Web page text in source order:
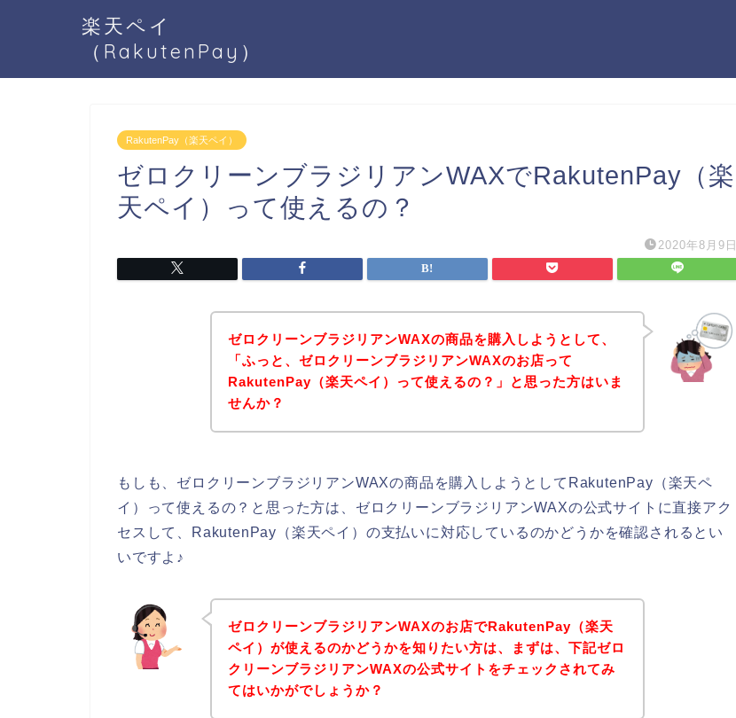
楽天ペイ
（RakutenPay）
RakutenPay（楽天ペイ）
ゼロクリーンブラジリアンWAXでRakutenPay（楽
天ペイ）って使えるの？
2020年8月9日
ゼロクリーンブラジリアンWAXの商品を購入しようとして、
「ふっと、ゼロクリーンブラジリアンWAXのお店って
RakutenPay（楽天ペイ）って使えるの？」と思った方はいま
せんか？
もしも、ゼロクリーンブラジリアンWAXの商品を購入しようとしてRakutenPay（楽天ペ
イ）って使えるの？と思った方は、ゼロクリーンブラジリアンWAXの公式サイトに直接アク
セスして、RakutenPay（楽天ペイ）の支払いに対応しているのかどうかを確認されるとい
いですよ♪
ゼロクリーンブラジリアンWAXのお店でRakutenPay（楽天
ペイ）が使えるのかどうかを知りたい方は、まずは、下記ゼロ
クリーンブラジリアンWAXの公式サイトをチェックされてみ
てはいかがでしょうか？